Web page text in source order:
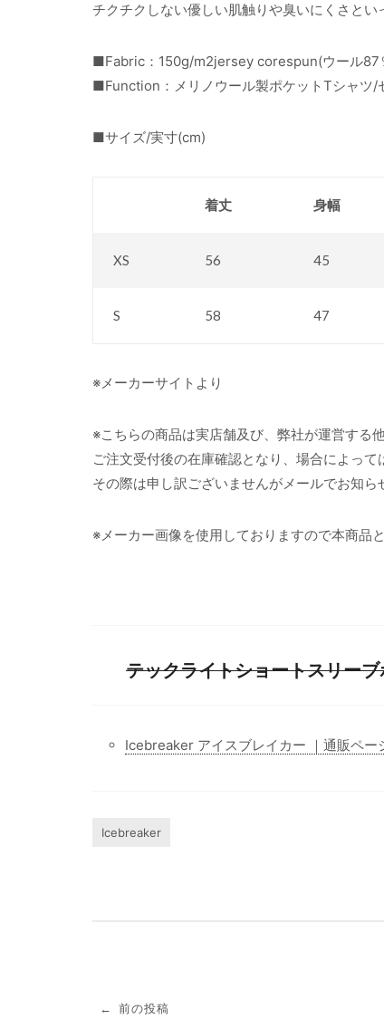
チクチクしない優しい肌触りや臭いにくさとい
■Fabric：150g/m2jersey corespun(ウール87
■Function：メリノウール製ポケットTシャツ/
■サイズ/実寸(cm)
着丈 身幅
XS 56 45
S 58 47
※メーカーサイトより
※こちらの商品は実店舗及び、弊社が運営する
ご注文受付後の在庫確認となり、場合によって
その際は申し訳ございませんがメールでお知ら
※メーカー画像を使用しておりますので本商品
テックライトショートスリー
Icebreaker アイスブレイカー ｜通販ペー
Icebreaker
← 前の投稿